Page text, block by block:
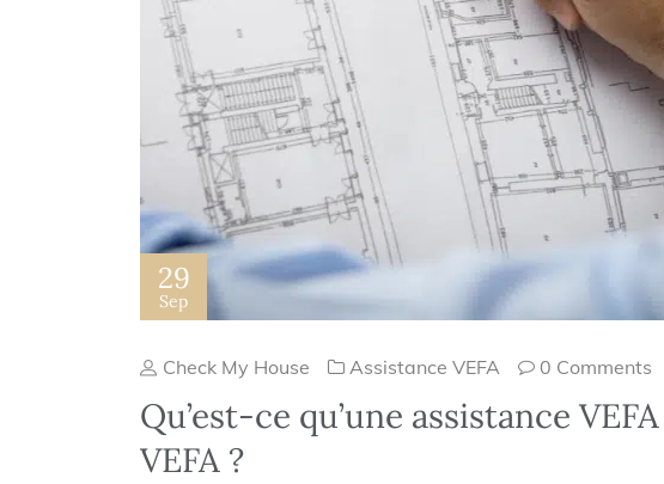
29
Sep
Check My House Assistance VEFA 0 Comments
Qu’est-ce qu’une assistance
VEFA ?